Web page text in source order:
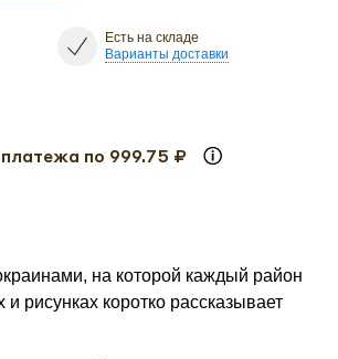
Есть на складе
Варианты доставки
по 999.75 ₽
на которой каждый район
рисунках коротко рассказывает